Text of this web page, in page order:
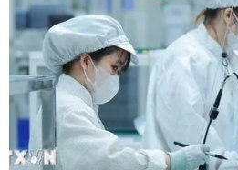
nhi, thanh thiếu niên quốc tế
07/07/2026 03:53
Bế mạc DANAFF IV 2026: "Tử
trên không" và "Một bữa no"